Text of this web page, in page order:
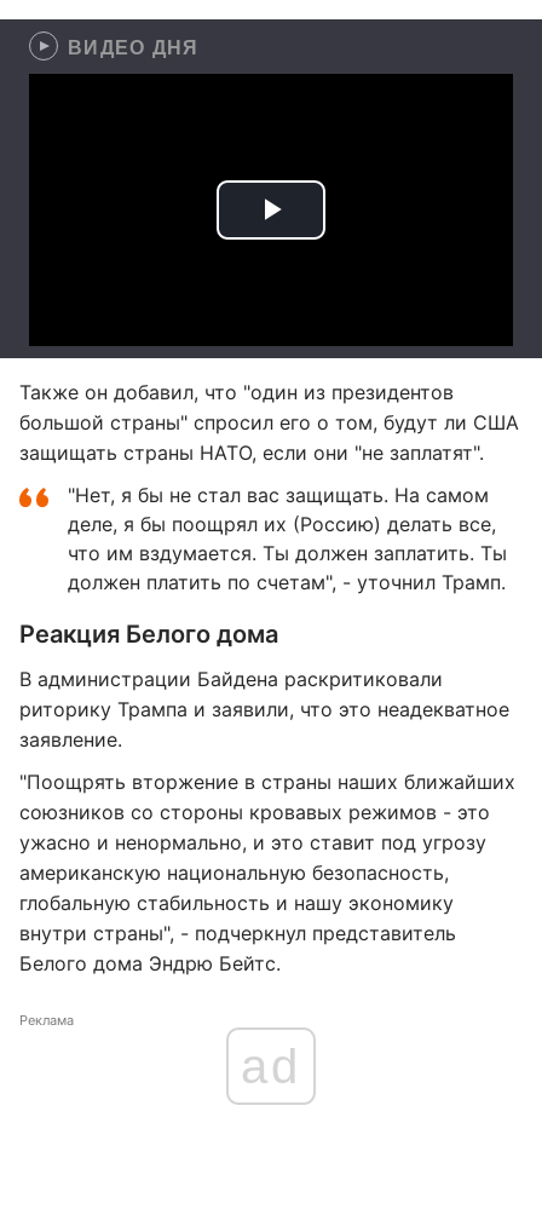
ВИДЕО ДНЯ
Также он добавил, что "один из президентов
большой страны" спросил его о том, будут ли США
защищать страны НАТО, если они "не заплатят".
"Нет, я бы не стал вас защищать. На самом
деле, я бы поощрял их (Россию) делать все,
что им вздумается. Ты должен заплатить. Ты
должен платить по счетам", - уточнил Трамп.
Реакция Белого дома
В администрации Байдена раскритиковали
риторику Трампа и заявили, что это неадекватное
заявление.
"Поощрять вторжение в страны наших ближайших
союзников со стороны кровавых режимов - это
ужасно и ненормально, и это ставит под угрозу
американскую национальную безопасность,
глобальную стабильность и нашу экономику
внутри страны", - подчеркнул представитель
Белого дома Эндрю Бейтс.
Реклама
ad